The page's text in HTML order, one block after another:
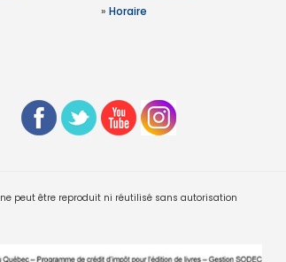
» Horaire
peut être reproduit ni réutilisé sans autorisation